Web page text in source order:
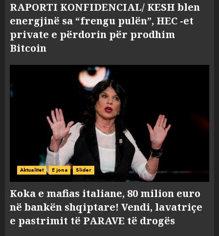
RAPORTI KONFIDENCIAL/ KESH blen
energjinë sa “frengu pulën”, HEC -et
private e përdorin për prodhim
Bitcoin
Aktualitet E jona Slider
Koka e mafias italiane, 80 milion euro
në bankën shqiptare! Vendi, lavatriçe
e pastrimit të PARAVE të drogës